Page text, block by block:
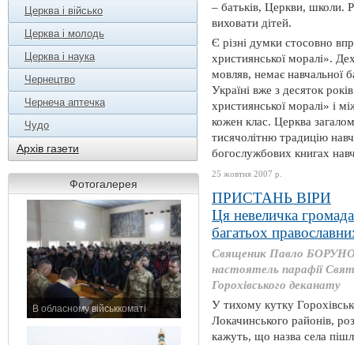
Церква і військо
Церква і молодь
Церква і наука
Чернецтво
Чернеча аптечка
Чудо
Архів газети
Фотогалерея
В обласному військкоматі
– батьків, Церкви, школи.
виховати дітей.
Є різні думки стосовно
християнської моралі».
мовляв, немає навчальної
Україні вже з десяток
християнської моралі» і
кожен клас. Церква
тисячолітню традицію
богослужбових книгах
25 жовтня 2007 р.
ПРИСТАНЬ ВІРИ
Ця невеличка
багатьох
Священик Павло
настоятель парафії
Горохівського деканату
У тихому кутку
Локачинського районів,
кажуть, що назва села